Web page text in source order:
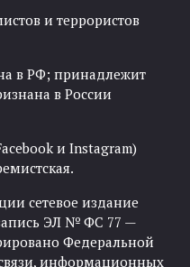
и террористов
в РФ; принадлежит
в России
и Instagram)
сетевое издание
ЭЛ № ФС 77 —
Федеральной
информационных